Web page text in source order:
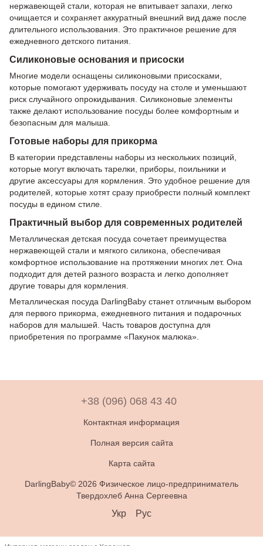
нержавеющей стали, которая не впитывает запахи, легко
очищается и сохраняет аккуратный внешний вид даже после
длительного использования. Это практичное решение для
ежедневного детского питания.
Силиконовые основания и присоски
Многие модели оснащены силиконовыми присосками,
которые помогают удерживать посуду на столе и уменьшают
риск случайного опрокидывания. Силиконовые элементы
также делают использование посуды более комфортным и
безопасным для малыша.
Готовые наборы для прикорма
В категории представлены наборы из нескольких позиций,
которые могут включать тарелки, приборы, поильники и
другие аксессуары для кормления. Это удобное решение для
родителей, которые хотят сразу приобрести полный комплект
посуды в едином стиле.
Практичный выбор для современных родителей
Металлическая детская посуда сочетает преимущества
нержавеющей стали и мягкого силикона, обеспечивая
комфортное использование на протяжении многих лет. Она
подходит для детей разного возраста и легко дополняет
другие товары для кормления.
Металлическая посуда DarlingBaby станет отличным выбором
для первого прикорма, ежедневного питания и подарочных
наборов для малышей. Часть товаров доступна для
приобретения по программе «Пакунок малюка».
+38 (096) 068 43 40
Контактная информация
Полная версия сайта
Карта сайта
DarlingBaby© 2026 Физическое лицо-предприниматель
Твердохлеб Анна Сергеевна
Укр Рус